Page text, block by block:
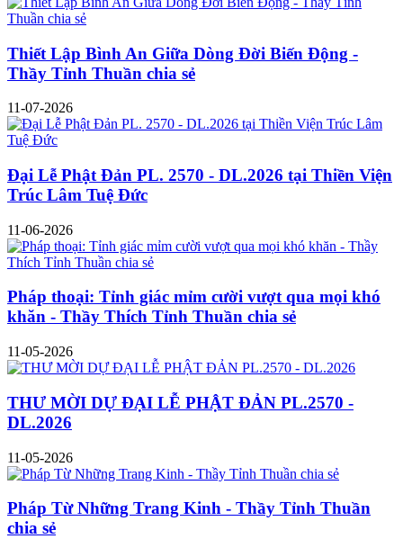
Thiết Lập Bình An Giữa Dòng Đời Biến Động -
Thầy Tỉnh Thuần chia sẻ
11-07-2026
Đại Lễ Phật Đản PL. 2570 - DL.2026 tại Thiền Viện
Trúc Lâm Tuệ Đức
11-06-2026
Pháp thoại: Tỉnh giác mỉm cười vượt qua mọi khó
khăn - Thầy Thích Tỉnh Thuần chia sẻ
11-05-2026
THƯ MỜI DỰ ĐẠI LỄ PHẬT ĐẢN PL.2570 -
DL.2026
11-05-2026
Pháp Từ Những Trang Kinh - Thầy Tỉnh Thuần
chia sẻ